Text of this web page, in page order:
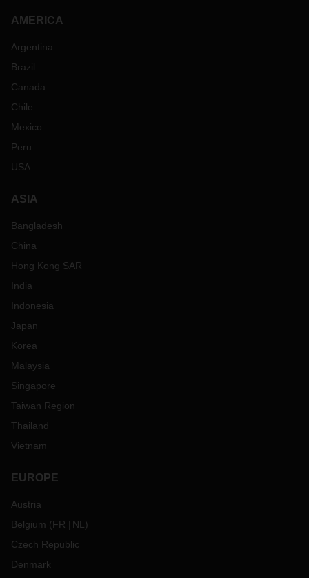
AMERICA
Argentina
Brazil
Canada
Chile
Mexico
Peru
USA
ASIA
Bangladesh
China
Hong Kong SAR
India
Indonesia
Japan
Korea
Malaysia
Singapore
Taiwan Region
Thailand
Vietnam
EUROPE
Austria
Belgium (FR NL )
Czech Republic
Denmark